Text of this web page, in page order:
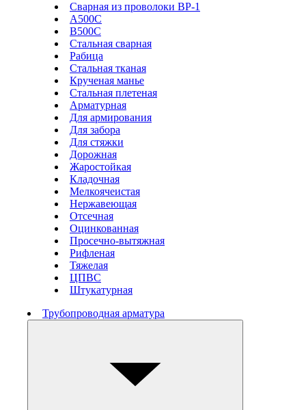
Сварная из проволоки ВР-1
А500С
В500С
Стальная сварная
Рабица
Стальная тканая
Крученая манье
Стальная плетеная
Арматурная
Для армирования
Для забора
Для стяжки
Дорожная
Жаростойкая
Кладочная
Мелкоячеистая
Нержавеющая
Отсечная
Оцинкованная
Просечно-вытяжная
Рифленая
Тяжелая
ЦПВС
Штукатурная
Трубопроводная арматура